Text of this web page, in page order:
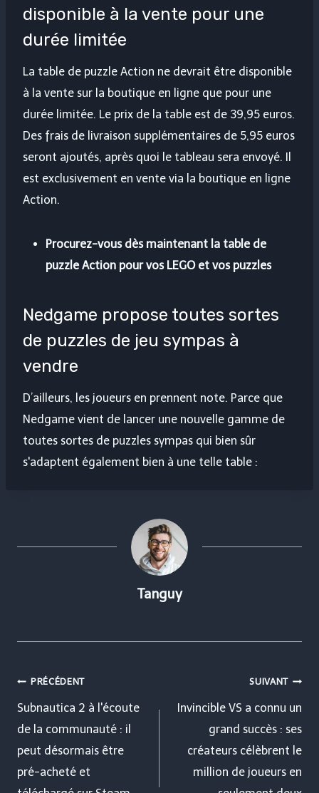
disponible à la vente pour une
durée limitée
La table de puzzle Action ne devrait être disponible
à la vente sur la boutique en ligne que pour une
durée limitée. Le prix de la table est de 39,95 euros.
Des frais de livraison supplémentaires de 5,95 euros
seront ajoutés, après quoi le tableau sera envoyé. Il
est exclusivement en vente via la boutique en ligne
Action.
Procurez-vous dès maintenant la table de
puzzle Action pour vos LEGO et vos puzzles
Nedgame propose toutes sortes
de puzzles de jeu sympas à
vendre
D’ailleurs, les joueurs en prennent note. Parce que
Nedgame vient de lancer une nouvelle gamme de
toutes sortes de puzzles sympas qui bien sûr
s'adaptent également bien à une telle table :
Tanguy
Navigation
de
l’article
PRÉCÉDENT
Subnautica 2 à l'écoute
de la communauté : il
peut désormais être
pré-acheté et
SUIVANT
Invincible VS a connu un
grand succès : ses
créateurs célèbrent le
million de joueurs en